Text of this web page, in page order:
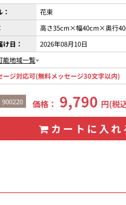
花束
高さ35cm×幅40cm×奥行
日：
2026年08月10日
能地域一覧
ジ対応可(無料メッセージ30文字以内)
価格： 9,790 円(税
カートに入れ